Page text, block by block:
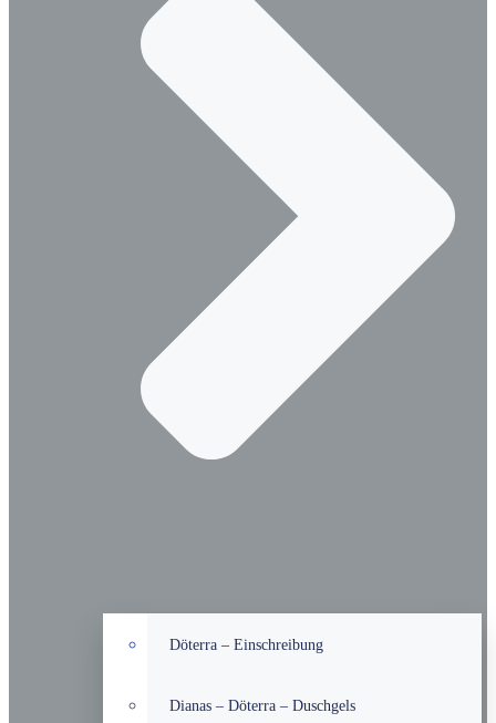
Döterra – Einschreibung
Dianas – Döterra – Duschgels